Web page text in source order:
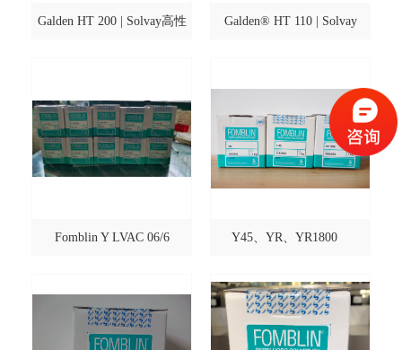
Galden HT 200 | Solvay高性 Galden® HT 110 | Solvay
Fomblin Y LVAC 06/6 Y45、YR、YR1800